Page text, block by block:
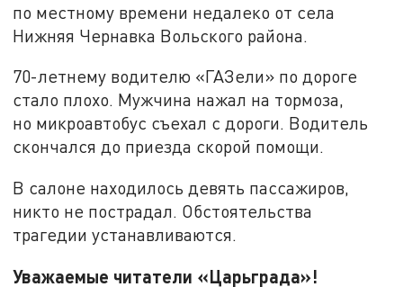
по местному времени недалеко от села
Нижняя Чернавка Вольского района.
70-летнему водителю «ГАЗели» по дороге
стало плохо. Мужчина нажал на тормоза,
но микроавтобус съехал с дороги. Водитель
скончался до приезда скорой помощи.
В салоне находилось девять пассажиров,
никто не пострадал. Обстоятельства
трагедии устанавливаются.
Уважаемые читатели «Царьграда»!